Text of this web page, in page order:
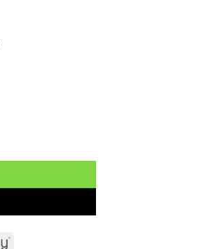
AfterPay